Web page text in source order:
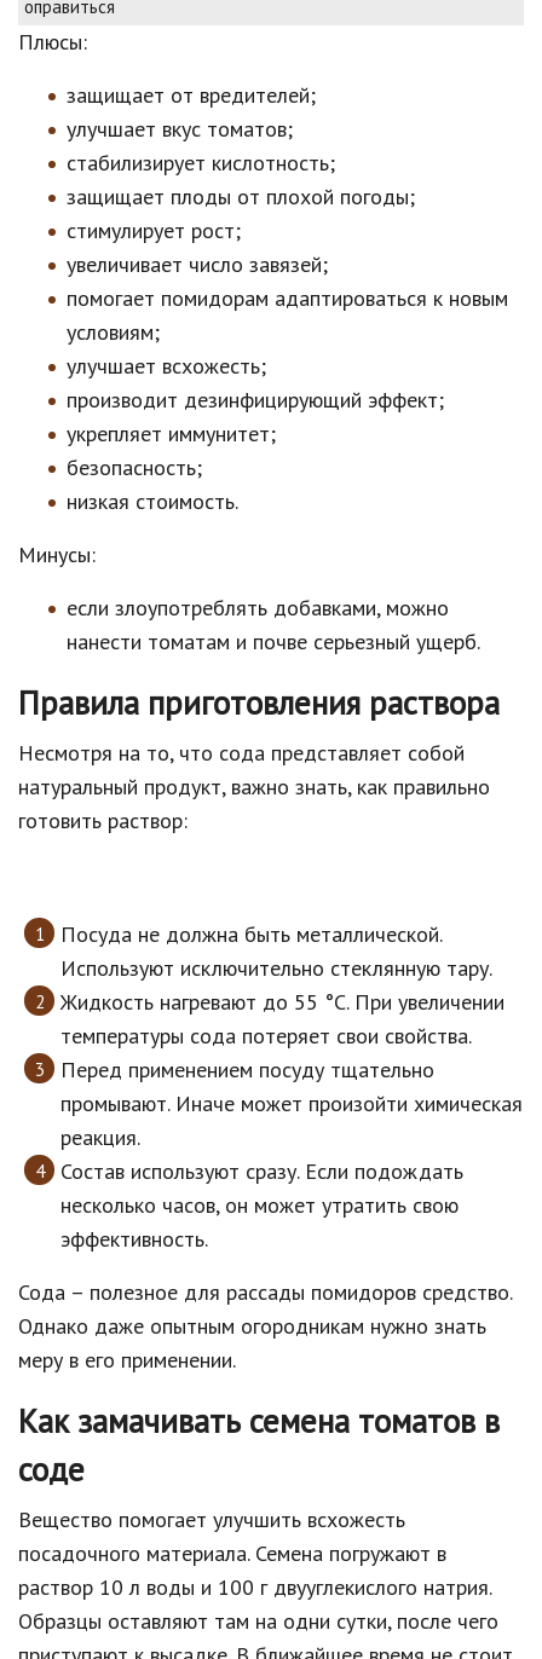
оправиться
Плюсы:
защищает от вредителей;
улучшает вкус томатов;
стабилизирует кислотность;
защищает плоды от плохой погоды;
стимулирует рост;
увеличивает число завязей;
помогает помидорам адаптироваться к новым
условиям;
улучшает всхожесть;
производит дезинфицирующий эффект;
укрепляет иммунитет;
безопасность;
низкая стоимость.
Минусы:
если злоупотреблять добавками, можно
нанести томатам и почве серьезный ущерб.
Правила приготовления раствора
Несмотря на то, что сода представляет собой
натуральный продукт, важно знать, как правильно
готовить раствор:
Посуда не должна быть металлической.
Используют исключительно стеклянную тару.
Жидкость нагревают до 55 °C. При увеличении
температуры сода потеряет свои свойства.
Перед применением посуду тщательно
промывают. Иначе может произойти химическая
реакция.
Состав используют сразу. Если подождать
несколько часов, он может утратить свою
эффективность.
Сода – полезное для рассады помидоров средство.
Однако даже опытным огородникам нужно знать
меру в его применении.
Как замачивать семена томатов в
соде
Вещество помогает улучшить всхожесть
посадочного материала. Семена погружают в
раствор 10 л воды и 100 г двууглекислого натрия.
Образцы оставляют там на одни сутки, после чего